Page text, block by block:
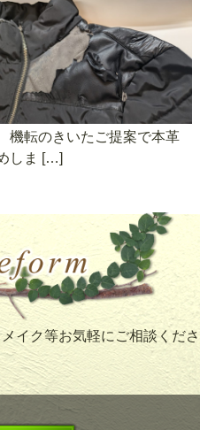
機転のきいたご提案で本革
しま […]
イク等お気軽にご相談くださ